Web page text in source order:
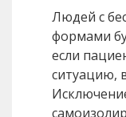
Людей с
формами
если
ситуацию,